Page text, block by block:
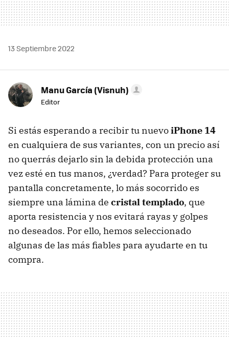
13 Septiembre 2022
Manu García (Visnuh)
Editor
Si estás esperando a recibir tu nuevoiPhone 14
en cualquiera de sus variantes, con un precio así
no querrás dejarlo sin la debida protección una
vez esté en tus manos, ¿verdad? Para proteger su
pantalla concretamente, lo más socorrido es
siempre una lámina de cristal templado, que
aporta resistencia y nos evitará rayas y golpes
no deseados. Por ello, hemos seleccionado
algunas de las más fiables para ayudarte en tu
compra.